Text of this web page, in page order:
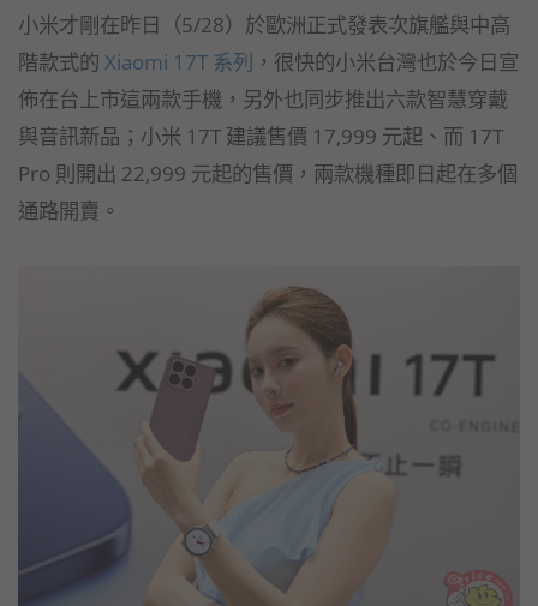
小米才剛在昨日（5/28）於歐洲正式發表次旗艦與中高
階款式的 Xiaomi 17T 系列 ，很快的小米台灣也於今日宣
佈在台上市這兩款手機，另外也同步推出六款智慧穿戴
與音訊新品；小米 17T 建議售價 17,999 元起、而 17T
Pro 則開出 22,999 元起的售價，兩款機種即日起在多個
通路開賣。